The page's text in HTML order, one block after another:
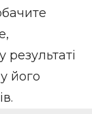
його